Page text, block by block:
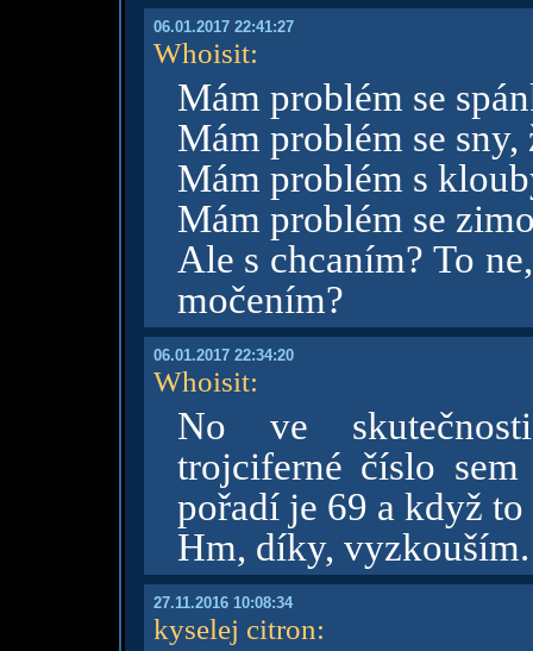
06.01.2017 22:41:27
Whoisit:
Mám problém se
Mám problém se sny,
Mám problém s
Mám problém se
Ale s chcaním? To
močením?
06.01.2017 22:34:20
Whoisit:
No ve
trojciferné číslo
pořadí je 69 a když
Hm, díky,
27.11.2016 10:08:34
kyselej citron: